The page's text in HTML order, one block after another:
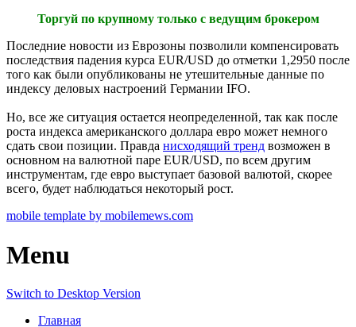
Торгуй по крупному только с ведущим брокером
Последние новости из Еврозоны позволили компенсировать
последствия падения курса EUR/USD до отметки 1,2950 после
того как были опубликованы не утешительные данные по
индексу деловых настроений Германии IFO.
Но, все же ситуация остается неопределенной, так как после
роста индекса американского доллара евро может немного
сдать свои позиции. Правда нисходящий тренд возможен в
основном на валютной паре EUR/USD, по всем другим
инструментам, где евро выступает базовой валютой, скорее
всего, будет наблюдаться некоторый рост.
mobile template by mobilemews.com
Menu
Switch to Desktop Version
Главная